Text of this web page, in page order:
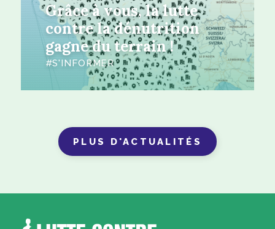
Grâce à vous, la lutte
contre la dénutrition
gagne du terrain !
S'INFORMER
PLUS D'ACTUALITÉS